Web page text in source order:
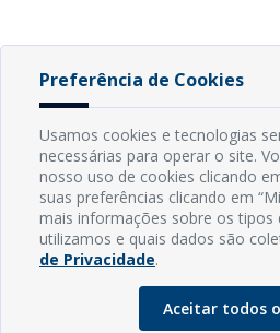
Endereço: Rua Capitão Vicente
CEP: 59598-000 -
Contato: (84)
E-mail:
Horário: Segunda a sexta-
Preferência de Cookies
Usamos cookies e tecnologias
necessárias para operar o site.
nosso uso de cookies clicando
suas preferências clicando em
mais informações sobre os tipos
utilizamos e quais dados são
de Privacidade.
Aceitar todos